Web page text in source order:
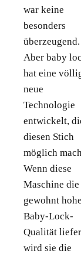
war keine
besonders
überzeugend.
Aber baby
hat eine
neue
Technologie
entwickelt,
diesen Stich
möglich
Wenn diese
Maschine die
gewohnt hohe
Baby-Lock-
Qualität
wird sie die